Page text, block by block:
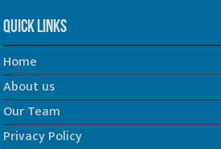
Quick Links
Home
About us
Our Team
Privacy Policy